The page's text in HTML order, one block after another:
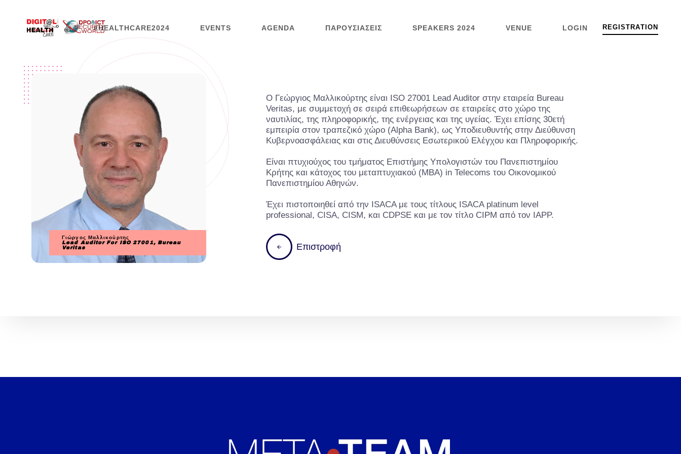
#HEALTHCARE2024 EVENTS AGENDA ΠΑΡΟΥΣΙΆΣΕΙΣ SPEAKERS 2024 VENUE LOGIN REGISTRATION
Γιώργος Μαλλικούρτης
Lead Auditor For ISO 27001, Bureau
Veritas
Ο Γεώργιος Μαλλικούρτης είναι ISO 27001 Lead Auditor στην εταιρεία Bureau
Veritas, με συμμετοχή σε σειρά επιθεωρήσεων σε εταιρείες στο χώρο της
ναυτιλίας, της πληροφορικής, της ενέργειας και της υγείας. Έχει επίσης 30ετή
εμπειρία στον τραπεζικό χώρο (Alpha Bank), ως Υποδιευθυντής στην Διεύθυνση
Κυβερνοασφάλειας και στις Διευθύνσεις Εσωτερικού Ελέγχου και Πληροφορικής.
Είναι πτυχιούχος του τμήματος Επιστήμης Υπολογιστών του Πανεπιστημίου
Κρήτης και κάτοχος του μεταπτυχιακού (MBA) in Telecoms του Οικονομικού
Πανεπιστημίου Αθηνών.
Έχει πιστοποιηθεί από την ISACΑ με τους τίτλους ISACA platinum level
professional, CISA, CISM, και CDPSE και με τον τίτλο CIPM από τον IAPP.
Επιστροφή